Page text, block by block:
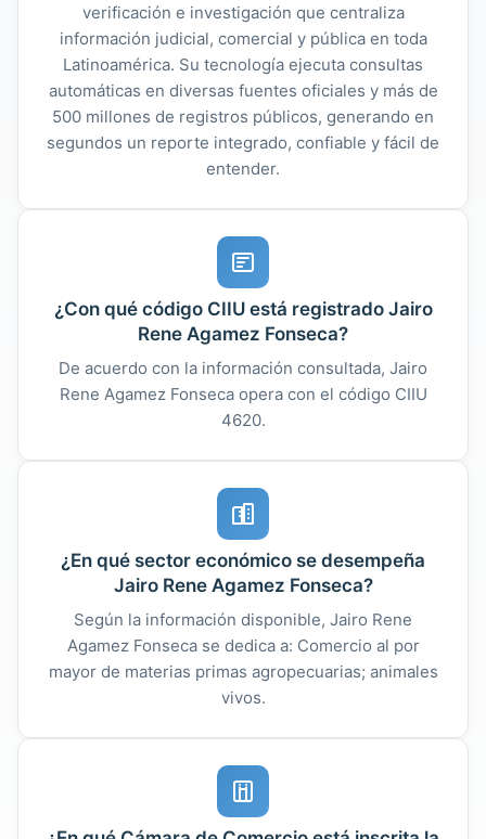
verificación e investigación que centraliza
información judicial, comercial y pública en toda
Latinoamérica. Su tecnología ejecuta consultas
automáticas en diversas fuentes oficiales y más de
500 millones de registros públicos, generando en
segundos un reporte integrado, confiable y fácil de
entender.
¿Con qué código CIIU está registrado Jairo
Rene Agamez Fonseca?
De acuerdo con la información consultada, Jairo
Rene Agamez Fonseca opera con el código CIIU
4620.
¿En qué sector económico se desempeña
Jairo Rene Agamez Fonseca?
Según la información disponible, Jairo Rene
Agamez Fonseca se dedica a: Comercio al por
mayor de materias primas agropecuarias; animales
vivos.